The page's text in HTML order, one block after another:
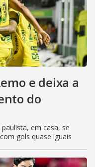
e deixa a
do
em casa, se
gols quase iguais